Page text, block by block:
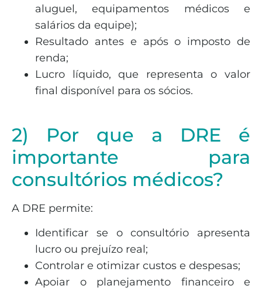
aluguel, equipamentos médicos e
salários da equipe);
Resultado antes e após o imposto de
renda;
Lucro líquido, que representa o valor
final disponível para os sócios.
2) Por que a DRE é
importante para
consultórios médicos?
A DRE permite:
Identificar se o consultório apresenta
lucro ou prejuízo real;
Controlar e otimizar custos e despesas;
Apoiar o planejamento financeiro e